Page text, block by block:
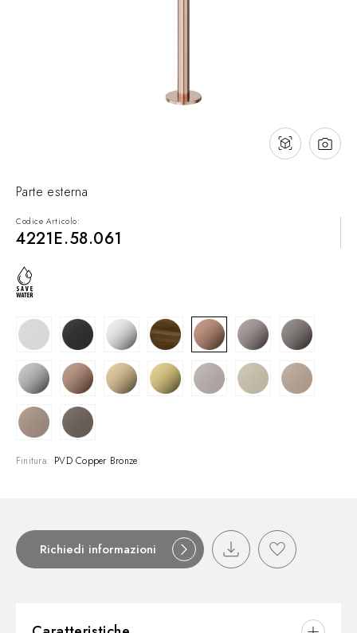
Parte esterna
Codice Articolo:
4221E.58.061
Finitura: PVD Copper Bronze
Richiedi informazioni